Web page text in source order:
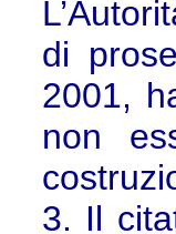
di
2001,
non
3. Il